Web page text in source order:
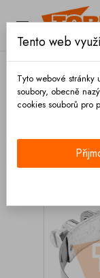

Tento web
Tyto webové stránky
soubory, obecně
cookies souborů pro